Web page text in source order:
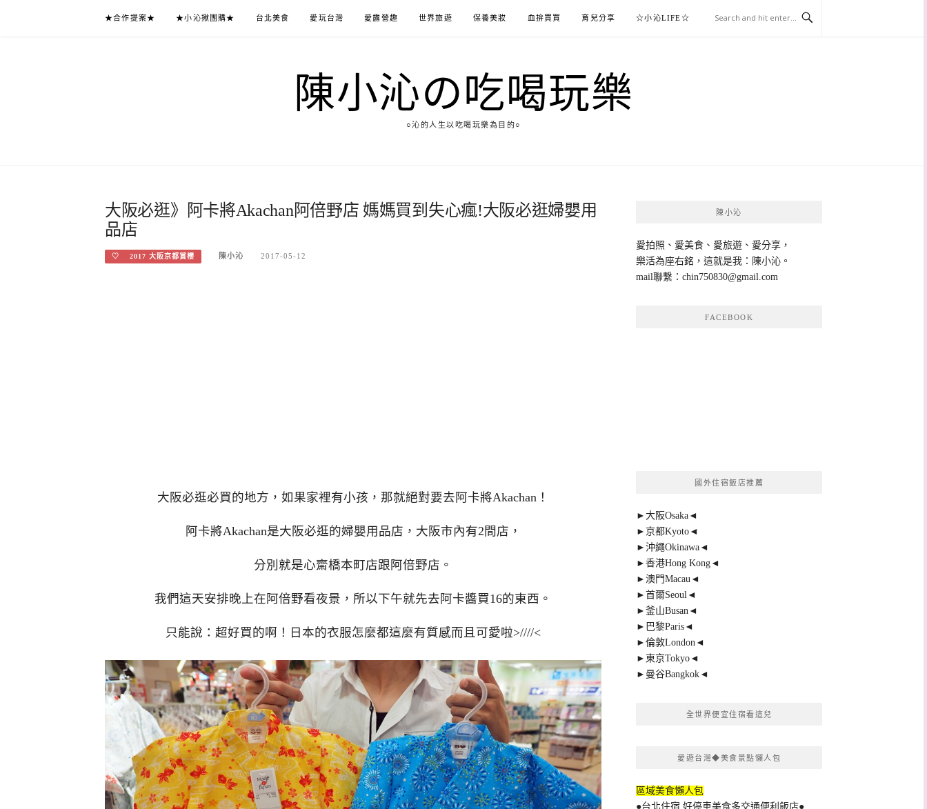
★合作提案★ ★小沁揪團購★ 台北美食 愛玩台灣 愛露營趣 世界旅遊 保養美妝 血拚買買 育兒分享 ☆小沁LIFE☆
陳小沁の吃喝玩樂
○沁的人生以吃喝玩樂為目的○
大阪必逛》阿卡將Akachan阿倍野店 媽媽買到失心瘋!大阪必逛婦嬰用
品店
♡ 2017 大阪京都賞櫻 陳小沁 2017-05-12
大阪必逛必買的地方，如果家裡有小孩，那就絕對要去阿卡將Akachan！
阿卡將Akachan是大阪必逛的婦嬰用品店，大阪市內有2間店，
分別就是心齋橋本町店跟阿倍野店。
我們這天安排晚上在阿倍野看夜景，所以下午就先去阿卡醬買16的東西。
只能說：超好買的啊！日本的衣服怎麼都這麼有質感而且可愛啦>////<
陳小沁
愛拍照、愛美食、愛旅遊、愛分享，
樂活為座右銘，這就是我：陳小沁。
mail聯繫： chin750830@gmail.com
FACEBOOK
國外住宿飯店推薦
►大阪Osaka◄
►京都Kyoto◄
►沖繩Okinawa◄
►香港Hong Kong◄
►澳門Macau◄
►首爾Seoul◄
►釜山Busan◄
►巴黎Paris◄
►倫敦London◄
►東京Tokyo◄
►曼谷Bangkok◄
全世界便宜住宿看這兒
愛遊台灣◆美食景點懶人包
區域美食懶人包
●台北住宿,好停車美食多交通便利飯店●